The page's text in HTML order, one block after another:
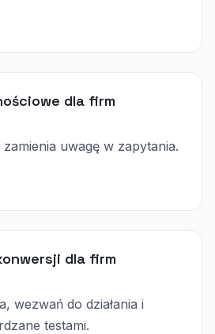
dla firm
uwagę w zapytania.
dla firm
wezwań do działania i
testami.